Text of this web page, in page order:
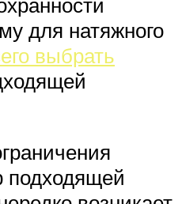
для натяжного
выбрать
подходящей